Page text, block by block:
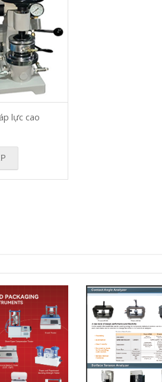
lực cao